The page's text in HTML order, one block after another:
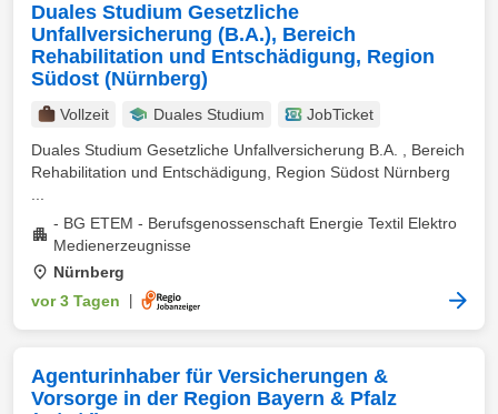
Duales Studium Gesetzliche
Unfallversicherung (B.A.), Bereich
Rehabilitation und Entschädigung, Region
Südost (Nürnberg)
Vollzeit Duales Studium
JobTicket
Duales Studium Gesetzliche Unfallversicherung B.A. , Bereich
Rehabilitation und Entschädigung, Region Südost Nürnberg
- BG ETEM - Berufsgenossenschaft Energie Textil Elektro
Medienerzeugnisse
Nürnberg
vor 3 Tagen
Agenturinhaber für Versicherungen &
Vorsorge in der Region Bayern & Pfalz